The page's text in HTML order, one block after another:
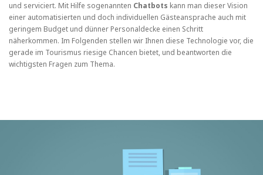
und serviciert. Mit Hilfe sogenannten Chatbots kann man dieser Vision
einer automatisierten und doch individuellen Gästeansprache auch mit
geringem Budget und dünner Personaldecke einen Schritt
näherkommen. Im Folgenden stellen wir Ihnen diese Technologie vor, die
gerade im Tourismus riesige Chancen bietet, und beantworten die
wichtigsten Fragen zum Thema.